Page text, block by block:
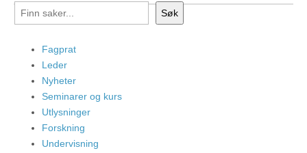
Søk
Fagprat
Leder
Nyheter
Seminarer og kurs
Utlysninger
Forskning
Undervisning